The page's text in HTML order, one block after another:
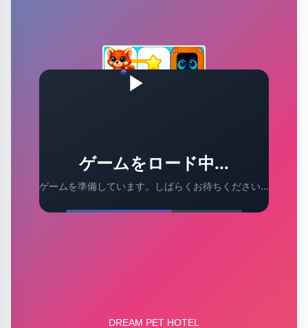
ゲームをロード中...
ゲームを準備しています。しばらくお待ちください...